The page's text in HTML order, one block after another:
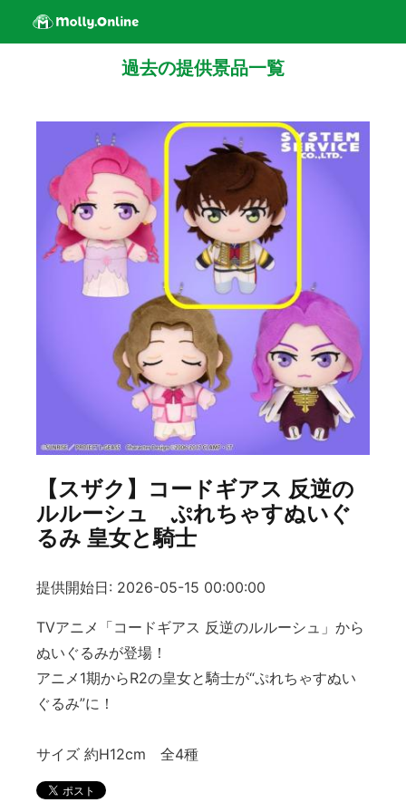
過去の提供景品一覧
【スザク】コードギアス 反逆の
ルルーシュ ぷれちゃすぬいぐ
るみ 皇女と騎士
提供開始日: 2026-05-15 00:00:00
TVアニメ「コードギアス 反逆のルルーシュ」から
ぬいぐるみが登場！
アニメ1期からR2の皇女と騎士が“ぷれちゃすぬい
ぐるみ”に！
サイズ 約H12cm 全4種